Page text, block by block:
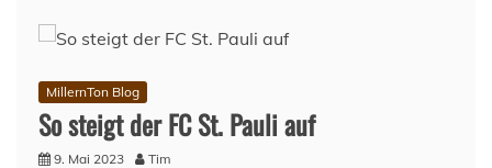
Millerntor
09.
2023
MillernTon Blog
So steigt der FC St. Pauli auf
9. Mai 2023 Tim